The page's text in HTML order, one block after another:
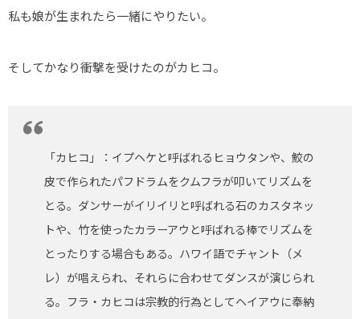
私も娘が生まれたら一緒にやりたい。
そしてかなり衝撃を受けたのがカヒコ。
「カヒコ」：イプヘケと呼ばれるヒョウタンや、鮫の
皮で作られたパフドラムをクムフラが叩いてリズムを
とる。ダンサーがイリイリと呼ばれる石のカスタネッ
トや、竹を使ったカラーアウと呼ばれる棒でリズムを
とったりする場合もある。ハワイ語でチャント（メ
レ）が唱えられ、それらに合わせてダンスが演じられ
る。フラ・カヒコは宗教的行為としてヘイアウに奉納